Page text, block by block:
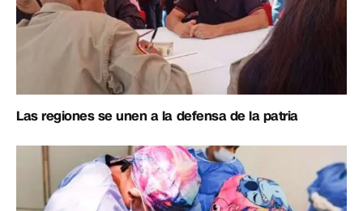
Las regiones se unen a la defensa de la patria